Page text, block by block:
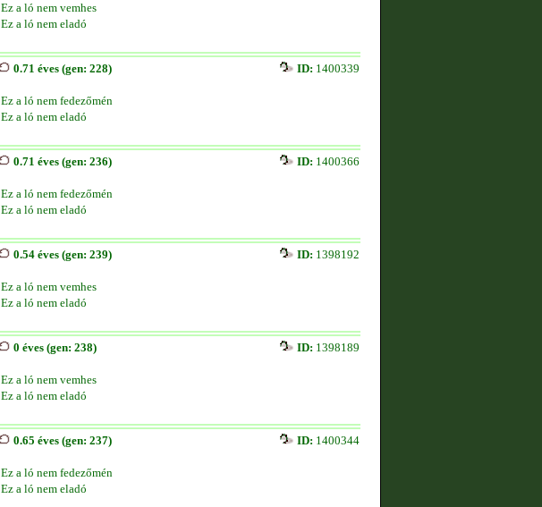
Ez a ló nem vemhes
Ez a ló nem eladó
0.71 éves (gen: 228) ID: 1400339
Ez a ló nem fedezőmén
Ez a ló nem eladó
0.71 éves (gen: 236) ID: 1400366
Ez a ló nem fedezőmén
Ez a ló nem eladó
0.54 éves (gen: 239) ID: 1398192
Ez a ló nem vemhes
Ez a ló nem eladó
0 éves (gen: 238) ID: 1398189
Ez a ló nem vemhes
Ez a ló nem eladó
0.65 éves (gen: 237) ID: 1400344
Ez a ló nem fedezőmén
Ez a ló nem eladó